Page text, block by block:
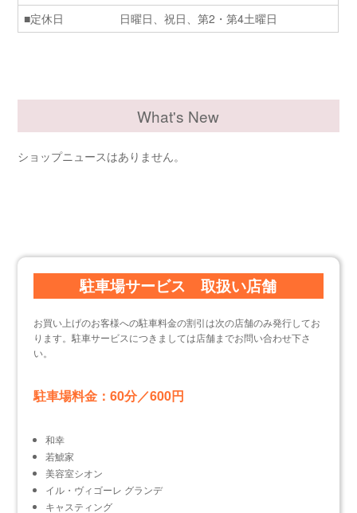
定休日
日曜日、祝日、第2・第4土曜日
What's New
ショップニュースはありません。
駐車場サービス 取扱い店舗
お買い上げのお客様への駐車料金の割引は次の店舗のみ発行してお
ります。駐車サービスにつきましては店舗までお問い合わせ下さ
い。
駐車場料金：60分／600円
和幸
若鯱家
美容室シオン
イル・ヴィゴーレ グランデ
キャスティング